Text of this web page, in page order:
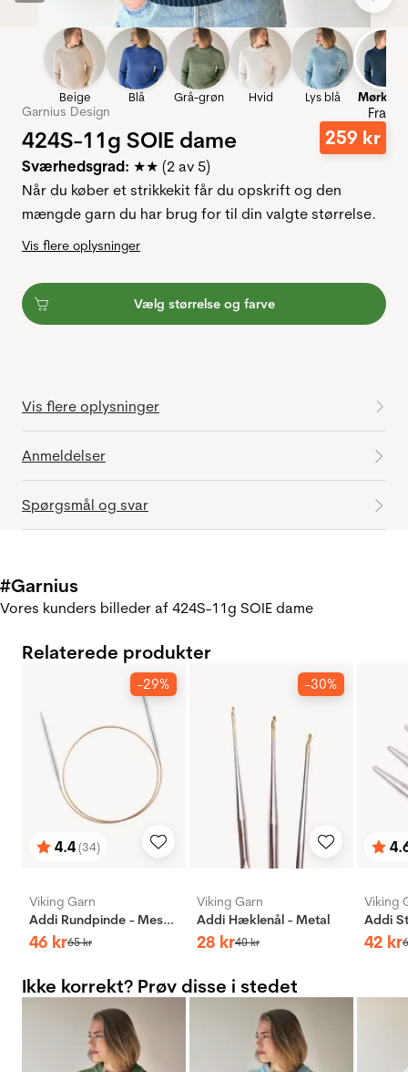
Beige Blå Grå-grøn Hvid Lys blå
Garnius Design
424S-11g SOIE dame
Fra
259 kr
Sværhedsgrad: ★★ (2 av 5)
Når du køber et strikkekit får du opskrift og den
mængde garn du har brug for til din valgte størrelse.
Vis flere oplysninger
Vælg størrelse og farve
Vis flere oplysninger
Anmeldelser
Spørgsmål og svar
#Garnius
Vores kunders billeder af 424S-11g SOIE dame
Relaterede produkter
-29%
Vurdering:
4.4(34)
ud af 5 stjerner
Viking Garn
Addi Rundpinde - Messing
46 kr65kr
-30%
Viking Garn
Addi Hæklenål - Metal
28 kr40kr
ud
Viking
42 kr
Ikke korrekt? Prøv disse i stedet